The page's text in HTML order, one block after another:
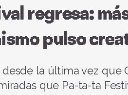
regresa:
pulso
desde la última vez que
que Pa-ta-ta